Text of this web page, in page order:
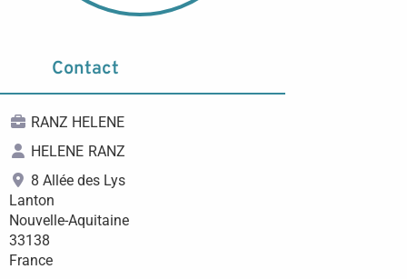
Contact
RANZ HELENE
HELENE RANZ
8 Allée des Lys
Lanton
Nouvelle-Aquitaine
33138
France